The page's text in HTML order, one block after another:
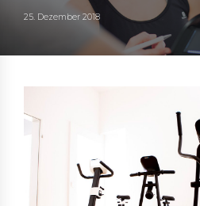
25. Dezember 2018